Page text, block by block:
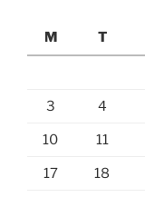
M
T
3 4
10 11
17 18